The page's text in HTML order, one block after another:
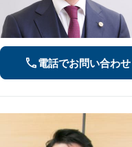
電話でお問い合わせ